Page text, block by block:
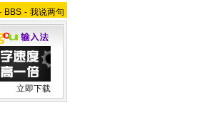
BBS - 我说两句
立即下载